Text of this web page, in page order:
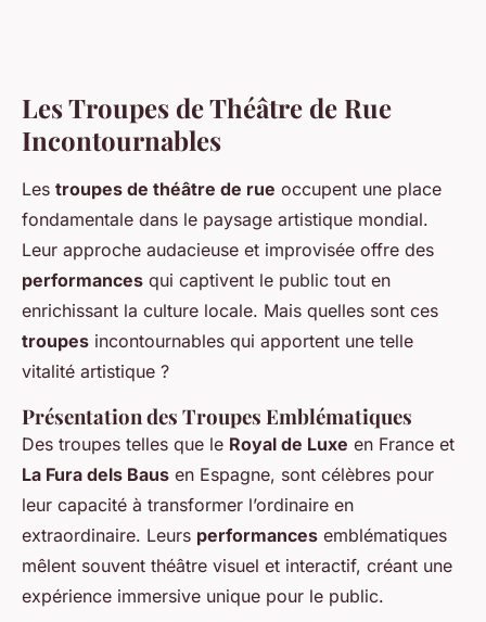
Les Troupes de Théâtre de Rue
Incontournables
Les troupes de théâtre de rue occupent une place
fondamentale dans le paysage artistique mondial.
Leur approche audacieuse et improvisée offre des
performances qui captivent le public tout en
enrichissant la culture locale. Mais quelles sont ces
troupes incontournables qui apportent une telle
vitalité artistique ?
Présentation des Troupes Emblématiques
Des troupes telles que le Royal de Luxe en France et
La Fura dels Baus en Espagne, sont célèbres pour
leur capacité à transformer l’ordinaire en
extraordinaire. Leurs performances emblématiques
mêlent souvent théâtre visuel et interactif, créant une
expérience immersive unique pour le public.